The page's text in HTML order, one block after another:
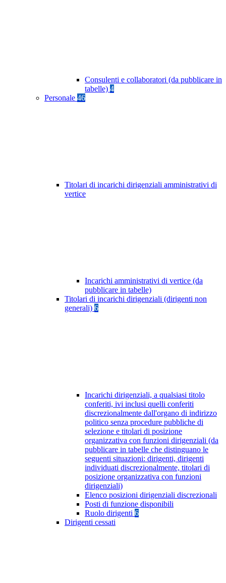
Consulenti e collaboratori (da pubblicare in
tabelle) 4
Personale 46
Titolari di incarichi dirigenziali amministrativi di
vertice
Incarichi amministrativi di vertice (da
pubblicare in tabelle)
Titolari di incarichi dirigenziali (dirigenti non
generali) 6
Incarichi dirigenziali, a qualsiasi titolo
conferiti, ivi inclusi quelli conferiti
discrezionalmente dall'organo di indirizzo
politico senza procedure pubbliche di
selezione e titolari di posizione
organizzativa con funzioni dirigenziali (da
pubblicare in tabelle che distinguano le
seguenti situazioni: dirigenti, dirigenti
individuati discrezionalmente, titolari di
posizione organizzativa con funzioni
dirigenziali)
Elenco posizioni dirigenziali discrezionali
Posti di funzione disponibili
Ruolo dirigenti 6
Dirigenti cessati